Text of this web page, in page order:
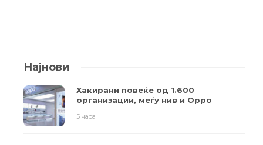
Најнови
Хакирани повеќе од 1.600
организации, меѓу нив и Oppo
5 часа